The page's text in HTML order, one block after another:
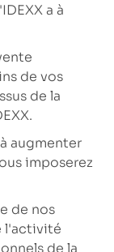
a à
de vos
de la
augmenter
imposerez
de nos
l'activité
de la